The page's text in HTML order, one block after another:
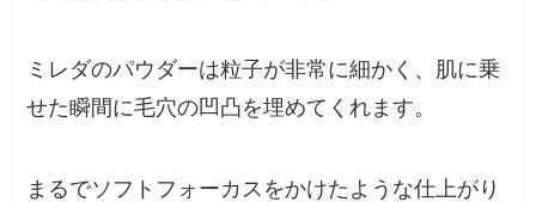
ミレダのパウダーは粒子が非常に細かく、肌に乗
せた瞬間に毛穴の凹凸を埋めてくれます。
まるでソフトフォーカスをかけたような仕上がり